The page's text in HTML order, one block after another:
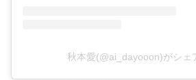
秋本愛(@ai_dayooon)がシェ